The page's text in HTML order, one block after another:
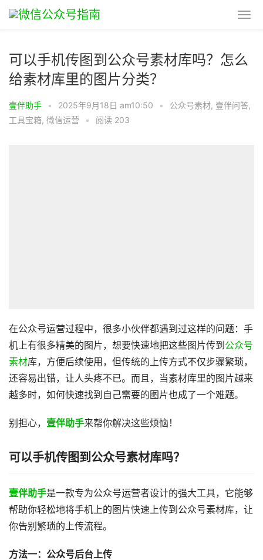
可以手机传图到公众号素材库吗？怎么
给素材库里的图片分类？
壹伴助手 • 2025年9月18日 am10:50 • 公众号素材, 壹伴问答,
工具宝箱, 微信运营 • 阅读 203
在公众号运营过程中，很多小伙伴都遇到过这样的问题：手
机上有很多精美的图片，想要快速地把这些图片传到 公众号
素材库，方便后续使用，但传统的上传方式不仅步骤繁琐，
还容易出错，让人头疼不已。而且，当素材库里的图片越来
越多时，如何快速找到自己需要的图片也成了一个难题。
别担心， 壹伴助手来帮你解决这些烦恼！
可以手机传图到公众号素材库吗？
壹伴助手是一款专为公众号运营者设计的强大工具，它能够
帮助你轻松地将手机上的图片快速上传到公众号素材库，让
你告别繁琐的上传流程。
方法一：公众号后台上传